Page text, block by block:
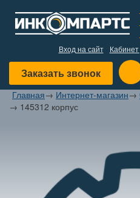
Вход на сайт
Заказать звонок
Главная→ Интернет-магазин→
→ 145312 корпус